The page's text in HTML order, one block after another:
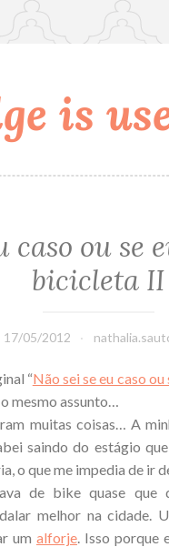
is
caso ou se
bicicleta II
17/05/2012
“Não sei se eu caso
mesmo assunto…
muitas coisas… A
saindo do estágio
o que me impedia de ir
de bike quase que
melhor na cidade.
um alforje. Isso porque